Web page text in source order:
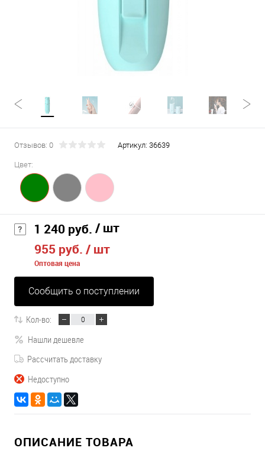
Отзывов: 0 Артикул: 36639
Цвет:
1 240 руб. / шт
955 руб. / шт
Оптовая цена
Сообщить о поступлении
Кол-во:
Нашли дешевле
Рассчитать доставку
Недоступно
ОПИСАНИЕ ТОВАРА